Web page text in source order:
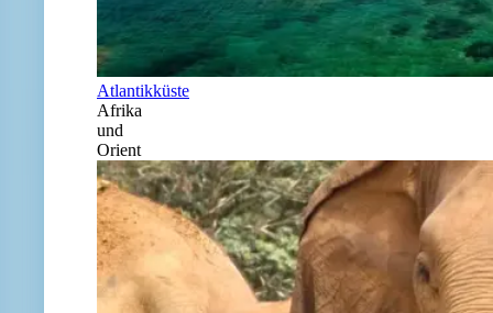
Atlantikküste
Afrika
und
Orient